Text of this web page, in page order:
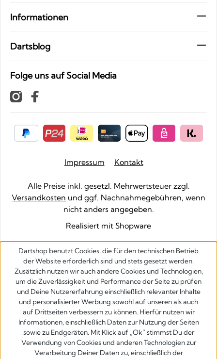
Informationen
Dartsblog
Folge uns auf Social Media
Impressum Kontakt
Alle Preise inkl. gesetzl. Mehrwertsteuer zzgl.
Versandkosten und ggf. Nachnahmegebühren, wenn
nicht anders angegeben.
Realisiert mit Shopware
Dartshop benutzt Cookies, die für den technischen Betrieb
der Website erforderlich sind und stets gesetzt werden.
Zusätzlich nutzen wir auch andere Cookies und Technologien,
um die Zuverlässigkeit und Performance der Seite zu prüfen
und Deine Nutzererfahrung einschließlich relevanter Inhalte
und personalisierter Werbung sowohl auf unseren als auch
auf Drittseiten verbessern zu können. Hierfür nutzen wir
Informationen, einschließlich Daten zur Nutzung der Seiten
sowie zu Endgeräten. Mit Klick auf „Ok” stimmst Du der
Verwendung von Cookies und anderen Technologien zur
Verarbeitung Deiner Daten zu, einschließlich der